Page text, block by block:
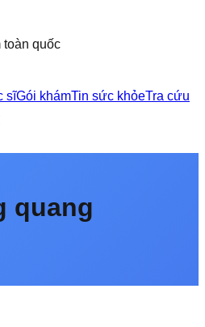
toàn quốc
sĩGói khámTin sức khỏeTra cứu
quang